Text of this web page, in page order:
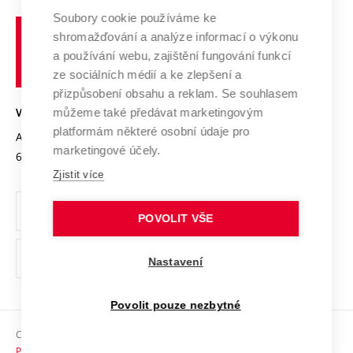
Výzkumné infrastruktury
Transfer znalostí
Open Science
Projekty
Projekty ze strukturálních fondů
Specifický výzkum
Spolupráce se školami
Služby univerzity
Mezinárodní dohody
Univerzitní sítě
Profil univerzity
Udržitelná univerzita
Podnikavá univerzita / ContriBUTe
Bezpečná univerzita
Vyznamenání
Organizační struktura
Ochrana osobních údajů
odkaz)
Sociální bezpečí
učení
technické
VYSOKÉ UČENÍ TECHNICKÉ V BRNĚ
Antonínská 548/1
602 00 Brno
www.vut.cz
vut@vutbr.cz
Copyright © 2026 VUT
Soubory cookie používáme ke
shromažďování a analýze informací o výkonu
a používání webu, zajištění fungování funkcí
ze sociálních médií a ke zlepšení a
přizpůsobení obsahu a reklam. Se souhlasem
můžeme také předávat marketingovým
platformám některé osobní údaje pro
marketingové účely.
Zjistit více
POVOLIT VŠE
Nastavení
Povolit pouze nezbytné